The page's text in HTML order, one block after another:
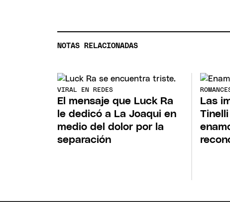
NOTAS RELACIONADAS
VIRAL EN REDES
El mensaje que Luck Ra
le dedicó a La Joaqui en
medio del dolor por la
separación
Las